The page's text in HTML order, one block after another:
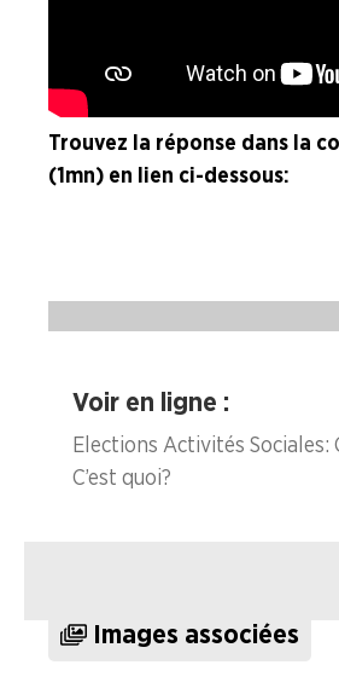
SERVICES
NOUS
Pourquoi
adhérer ?
Trouvez la réponse dans la
(1mn) en lien ci-dessous :
Voir en ligne :
Elections Activités Sociales :
C’est quoi ?
Images associées